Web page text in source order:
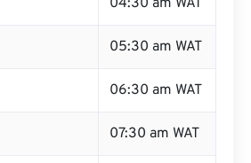
04:30 am WAT
05:30 am WAT
06:30 am WAT
07:30 am WAT